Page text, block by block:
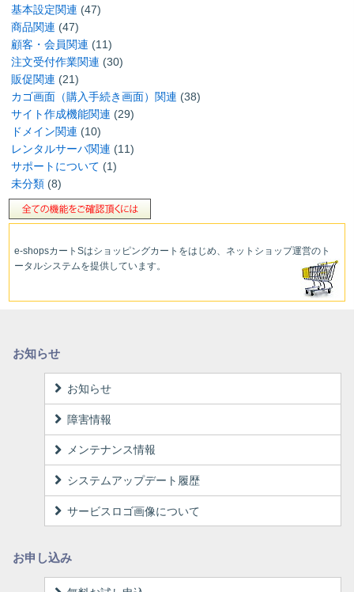
基本設定関連 (47)
商品関連 (47)
顧客・会員関連 (11)
注文受付作業関連 (30)
販促関連 (21)
カゴ画面（購入手続き画面）関連 (38)
サイト作成機能関連 (29)
ドメイン関連 (10)
レンタルサーバ関連 (11)
サポートについて (1)
未分類(8)
e-shopsカートSはショッピングカートをはじめ、ネットショップ運営のト
ータルシステムを提供しています。
お知らせ
お知らせ
障害情報
メンテナンス情報
システムアップデート履歴
サービスロゴ画像について
お申し込み